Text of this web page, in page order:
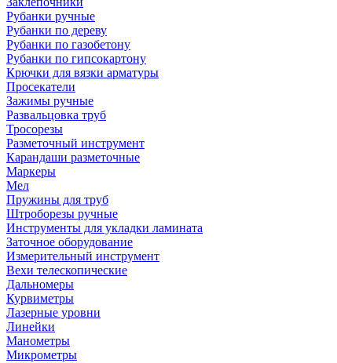
Рубанки ручные
Рубанки по дереву
Рубанки по газобетону
Рубанки по гипсокартону
Крючки для вязки арматуры
Просекатели
Зажимы ручные
Развальцовка труб
Тросорезы
Разметочный инструмент
Карандаши разметочные
Маркеры
Мел
Пружины для труб
Штроборезы ручные
Инструменты для укладки ламината
Заточное оборудование
Измерительный инструмент
Вехи телескопические
Дальномеры
Курвиметры
Лазерные уровни
Линейки
Манометры
Микрометры